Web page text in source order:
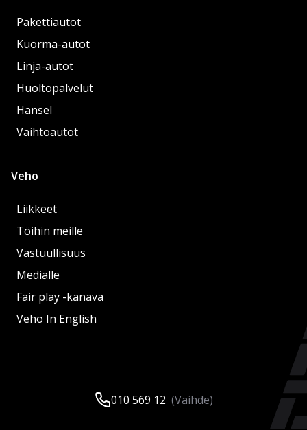
Pakettiautot
Kuorma-autot
Linja-autot
Huoltopalvelut
Hansel
Vaihtoautot
Veho
Liikkeet
Töihin meille
Vastuullisuus
Medialle
Fair play -kanava
Veho In English
010 569 12 (Vaihde)